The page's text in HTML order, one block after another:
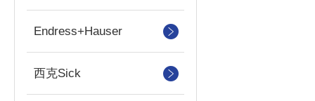
Endress+Hauser
西克Sick